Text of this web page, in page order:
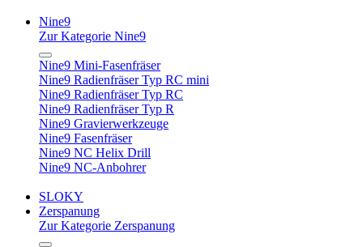
Nine9
Zur Kategorie Nine9
Nine9 Mini-Fasenfräser
Nine9 Radienfräser Typ RC mini
Nine9 Radienfräser Typ RC
Nine9 Radienfräser Typ R
Nine9 Gravierwerkzeuge
Nine9 Fasenfräser
Nine9 NC Helix Drill
Nine9 NC-Anbohrer
SLOKY
Zerspanung
Zur Kategorie Zerspanung